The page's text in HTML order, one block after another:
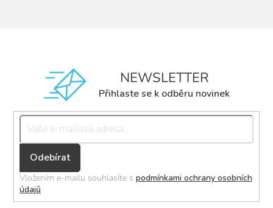
NEWSLETTER
Přihlaste se k odběru novinek
Přihlásit
se
Vložením e-mailu souhlasíte s podmínkami ochrany osobních
údajů